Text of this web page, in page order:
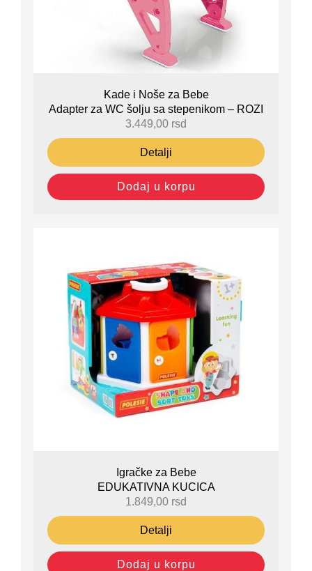
Kade i Noše za Bebe
Adapter za WC šolju sa stepenikom – ROZI
3.449,00 rsd
Detalji
Dodaj u korpu
Igračke za Bebe
EDUKATIVNA KUCICA
1.849,00 rsd
Detalji
Dodaj u korpu